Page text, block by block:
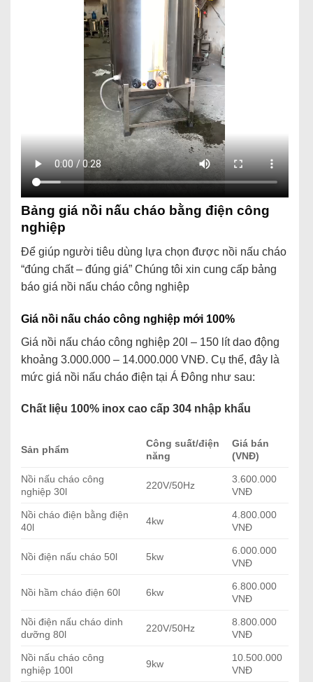
Bảng giá nồi nấu cháo bằng điện công
nghiệp
Để giúp người tiêu dùng lựa chọn được nồi nấu cháo
“đúng chất – đúng giá” Chúng tôi xin cung cấp bảng
báo giá nồi nấu cháo công nghiệp
Giá nồi nấu cháo công nghiệp mới 100%
Giá nồi nấu cháo công nghiệp 20l – 150 lít dao động
khoảng 3.000.000 – 14.000.000 VNĐ. Cụ thể, đây là
mức giá nồi nấu cháo điện tại Á Đông như sau:
Chất liệu 100% inox cao cấp 304 nhập khẩu
Sản phẩm
Công suất/điện
năng
Giá bán
(VNĐ)
Nồi nấu cháo công
nghiệp 30l
220V/50Hz
3.600.000
VNĐ
Nồi cháo điện bằng điện
40l
4kw
4.800.000
VNĐ
Nồi điện nấu cháo 50l 5kw
6.000.000
VNĐ
Nồi hầm cháo điện 60l 6kw
6.800.000
VNĐ
Nồi điện nấu cháo dinh
dưỡng 80l
220V/50Hz
8.800.000
VNĐ
Nồi nấu cháo công
nghiệp 100l
9kw
10.500.000
VNĐ